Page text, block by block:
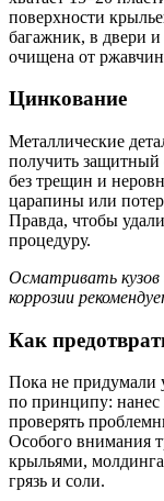
поверхности
багажник, в двери
очищена от
Цинкование
Металлические
получить
без трещин и
царапины или
Правда, чтобы
процедуру.
Осматривать
коррозии
Как
Пока не придумали
по принципу:
проверять
Особого внимания
крыльями,
грязь и соли.